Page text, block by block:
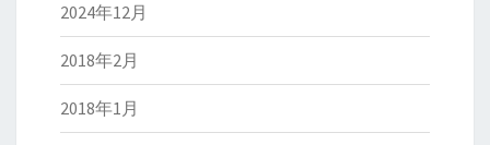
2024年12月
2018年2月
2018年1月